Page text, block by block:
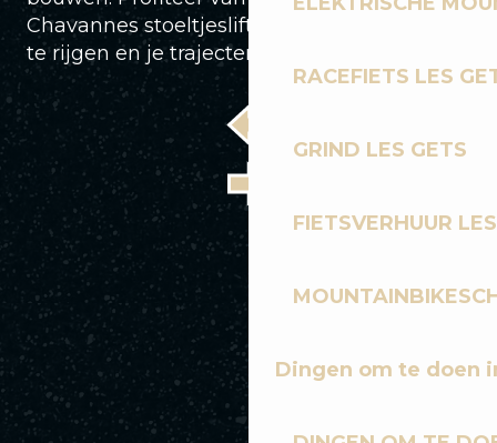
RACEFIETS LES
GRIND LES GETS
FIETSVERHUUR
Dingen om te doen
Chavannes stoeltjeslift om runs aan elkaar
te rijgen en je trajecten te verfijnen!